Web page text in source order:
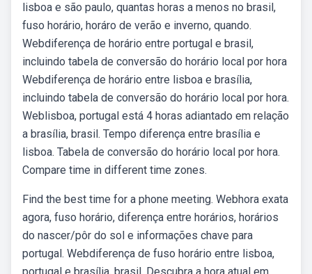
lisboa e são paulo, quantas horas a menos no brasil,
fuso horário, horáro de verão e inverno, quando.
Webdiferença de horário entre portugal e brasil,
incluindo tabela de conversão do horário local por hora
Webdiferença de horário entre lisboa e brasília,
incluindo tabela de conversão do horário local por hora.
Weblisboa, portugal está 4 horas adiantado em relação
a brasília, brasil. Tempo diferença entre brasília e
lisboa. Tabela de conversão do horário local por hora.
Compare time in different time zones.
Find the best time for a phone meeting. Webhora exata
agora, fuso horário, diferença entre horários, horários
do nascer/pôr do sol e informações chave para
portugal. Webdiferença de fuso horário entre lisboa,